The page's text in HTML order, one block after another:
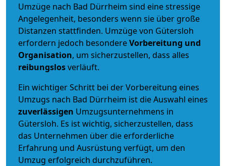
Umzüge nach Bad Dürrheim sind eine stressige
Angelegenheit, besonders wenn sie über große
Distanzen stattfinden. Umzüge von Gütersloh
erfordern jedoch besondereVorbereitung und
Organisation, um sicherzustellen, dass alles
reibungslosverläuft.
Ein wichtiger Schritt bei der Vorbereitung eines
Umzugs nach Bad Dürrheim ist die Auswahl eines
zuverlässigen Umzugsunternehmens in
Gütersloh. Es ist wichtig, sicherzustellen, dass
das Unternehmen über die erforderliche
Erfahrung und Ausrüstung verfügt, um den
Umzug erfolgreich durchzuführen.